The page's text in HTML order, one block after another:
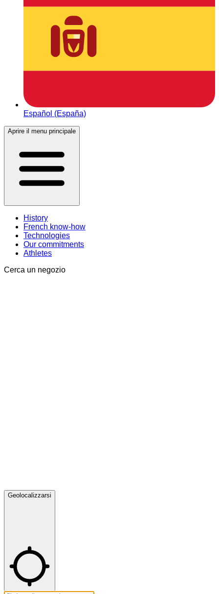
Español (España)
Aprire il menu principale
History
French know-how
Technologies
Our commitments
Athletes
Cerca un negozio
Geolocalizzarsi